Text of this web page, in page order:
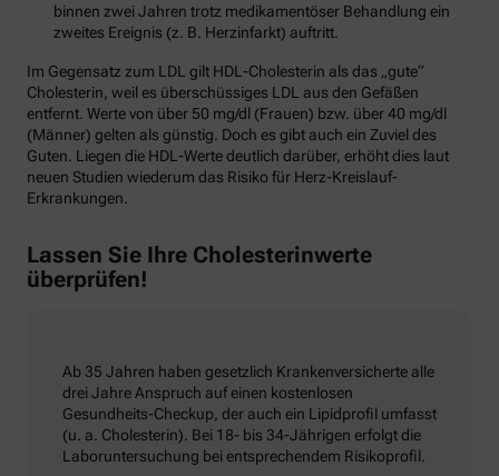
binnen zwei Jahren trotz medikamentöser Behandlung ein
zweites Ereignis (z. B. Herzinfarkt) auftritt.
Im Gegensatz zum LDL gilt HDL-Cholesterin als das „gute“
Cholesterin, weil es überschüssiges LDL aus den Gefäßen
entfernt. Werte von über 50 mg/dl (Frauen) bzw. über 40 mg/dl
(Männer) gelten als günstig. Doch es gibt auch ein Zuviel des
Guten. Liegen die HDL-Werte deutlich darüber, erhöht dies laut
neuen Studien wiederum das Risiko für Herz-Kreislauf-
Erkrankungen.
Lassen Sie Ihre Cholesterinwerte
überprüfen!
Ab 35 Jahren haben gesetzlich Krankenversicherte alle
drei Jahre Anspruch auf einen kostenlosen
Gesundheits-Checkup, der auch ein Lipidprofil umfasst
(u. a. Cholesterin). Bei 18- bis 34-Jährigen erfolgt die
Laboruntersuchung bei entsprechendem Risikoprofil.